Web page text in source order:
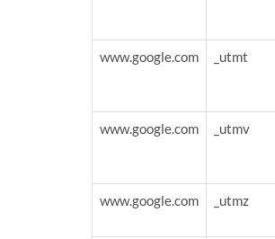
www.google.com _utmt
www.google.com _utmv
www.google.com _utmz